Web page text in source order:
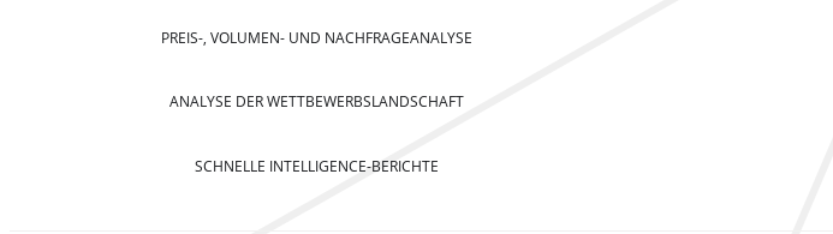
PREIS-, VOLUMEN- UND NACHFRAGEANALYSE
ANALYSE DER WETTBEWERBSLANDSCHAFT
SCHNELLE INTELLIGENCE-BERICHTE